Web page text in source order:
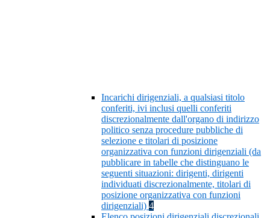
Incarichi dirigenziali, a qualsiasi titolo
conferiti, ivi inclusi quelli conferiti
discrezionalmente dall'organo di indirizzo
politico senza procedure pubbliche di
selezione e titolari di posizione
organizzativa con funzioni dirigenziali (da
pubblicare in tabelle che distinguano le
seguenti situazioni: dirigenti, dirigenti
individuati discrezionalmente, titolari di
posizione organizzativa con funzioni
dirigenziali) 4